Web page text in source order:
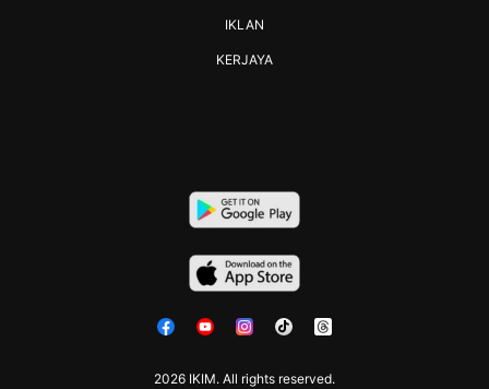
2026 IKIM. All rights reserved.
IKLAN
KERJAYA